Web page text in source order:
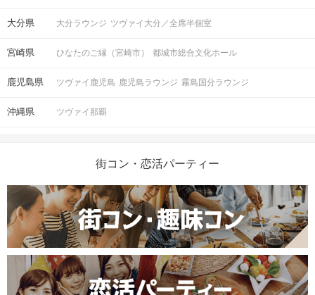
大分県 大分ラウンジ ツヴァイ大分／全席半個室
宮崎県 ひなたのご縁（宮崎市） 都城市総合文化ホール
鹿児島県 ツヴァイ鹿児島 鹿児島ラウンジ 霧島国分ラウンジ
沖縄県 ツヴァイ那覇
街コン・恋活パーティー